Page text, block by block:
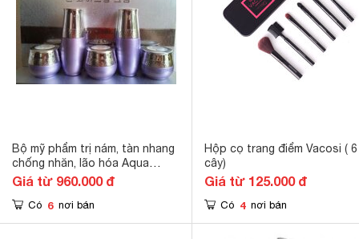
Bộ mỹ phẩm trị nám, tàn nhang
chống nhăn, lão hóa Aqua
Wrinkle
Giá từ 960.000 đ
Có 6 nơi bán
Hộp cọ trang điểm Vacosi ( 6
cây)
Giá từ 125.000 đ
Có 4 nơi bán